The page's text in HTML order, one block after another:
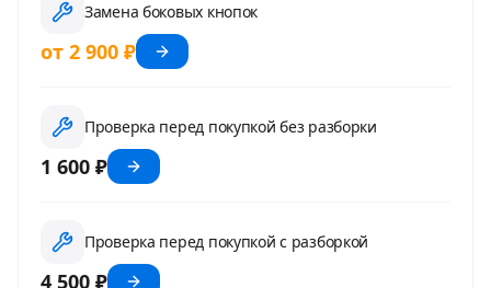
Замена боковых кнопок
от 2 900 ₽
Проверка перед покупкой без разборки
1 600 ₽
Проверка перед покупкой с разборкой
4 500 ₽